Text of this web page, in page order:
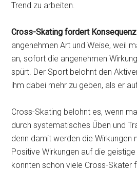
Trend zu arbeiten.
Cross-Skating fordert Konsequenz
angenehmen Art und Weise, weil
an, sofort die angenehmen
spürt. Der Sport belohnt den
ihm dabei mehr zu geben, als er
Cross-Skating belohnt es, wenn
durch systematisches Üben und
denn damit werden die Wirkungen
Positive Wirkungen auf die
konnten schon viele Cross-Skater